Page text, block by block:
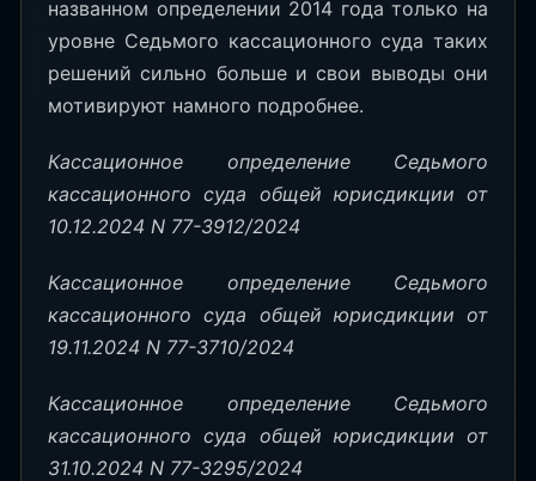
названном определении 2014 года только на
уровне Седьмого кассационного суда таких
решений сильно больше и свои выводы они
мотивируют намного подробнее.
Кассационное определение Седьмого
кассационного суда общей юрисдикции от
10.12.2024 N 77-3912/2024
Кассационное определение Седьмого
кассационного суда общей юрисдикции от
19.11.2024 N 77-3710/2024
Кассационное определение Седьмого
кассационного суда общей юрисдикции от
31.10.2024 N 77-3295/2024